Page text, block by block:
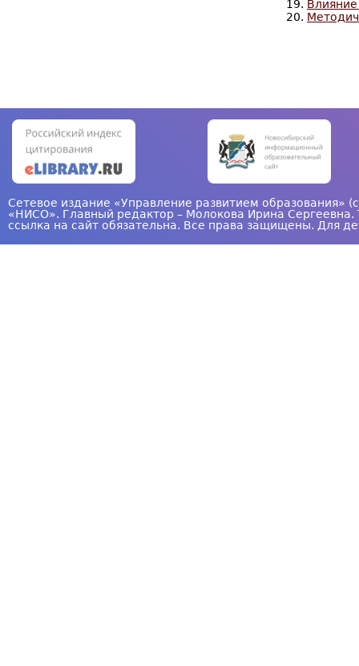
19.
20.
а
н
ы
Сетевое издание «Управление развитием
«НИСО». Главный редактор – Молокова Ирина
ссылка на сайт обязательна. Все права защищены. Для